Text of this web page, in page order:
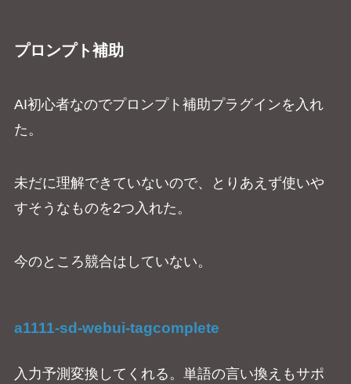
プロンプト補助
AI初心者なのでプロンプト補助プラグインを入れ
た。
未だに理解できていないので、とりあえず使いや
すそうなものを2つ入れた。
今のところ競合はしていない。
a1111-sd-webui-tagcomplete
入力予測変換してくれる。単語の言い換えもサポ